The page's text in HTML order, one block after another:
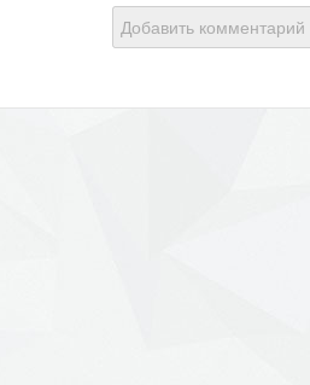
Добавить комментарий